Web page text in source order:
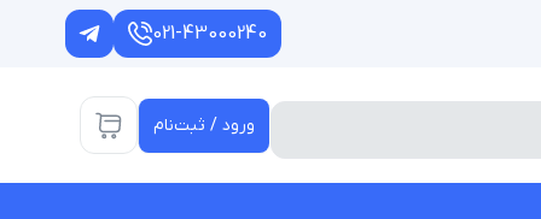
021-43000240
ورود / ثبت‌نام